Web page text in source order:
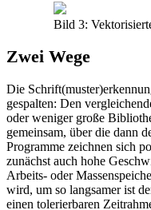
Bild 3:
Zwei Wege
Die
gespalten: Den
oder weniger große
gemeinsam, über die dann
Programme zeichnen sich
zunächst auch hohe
Arbeits- oder
wird, um so langsamer ist
einen tolerierbaren